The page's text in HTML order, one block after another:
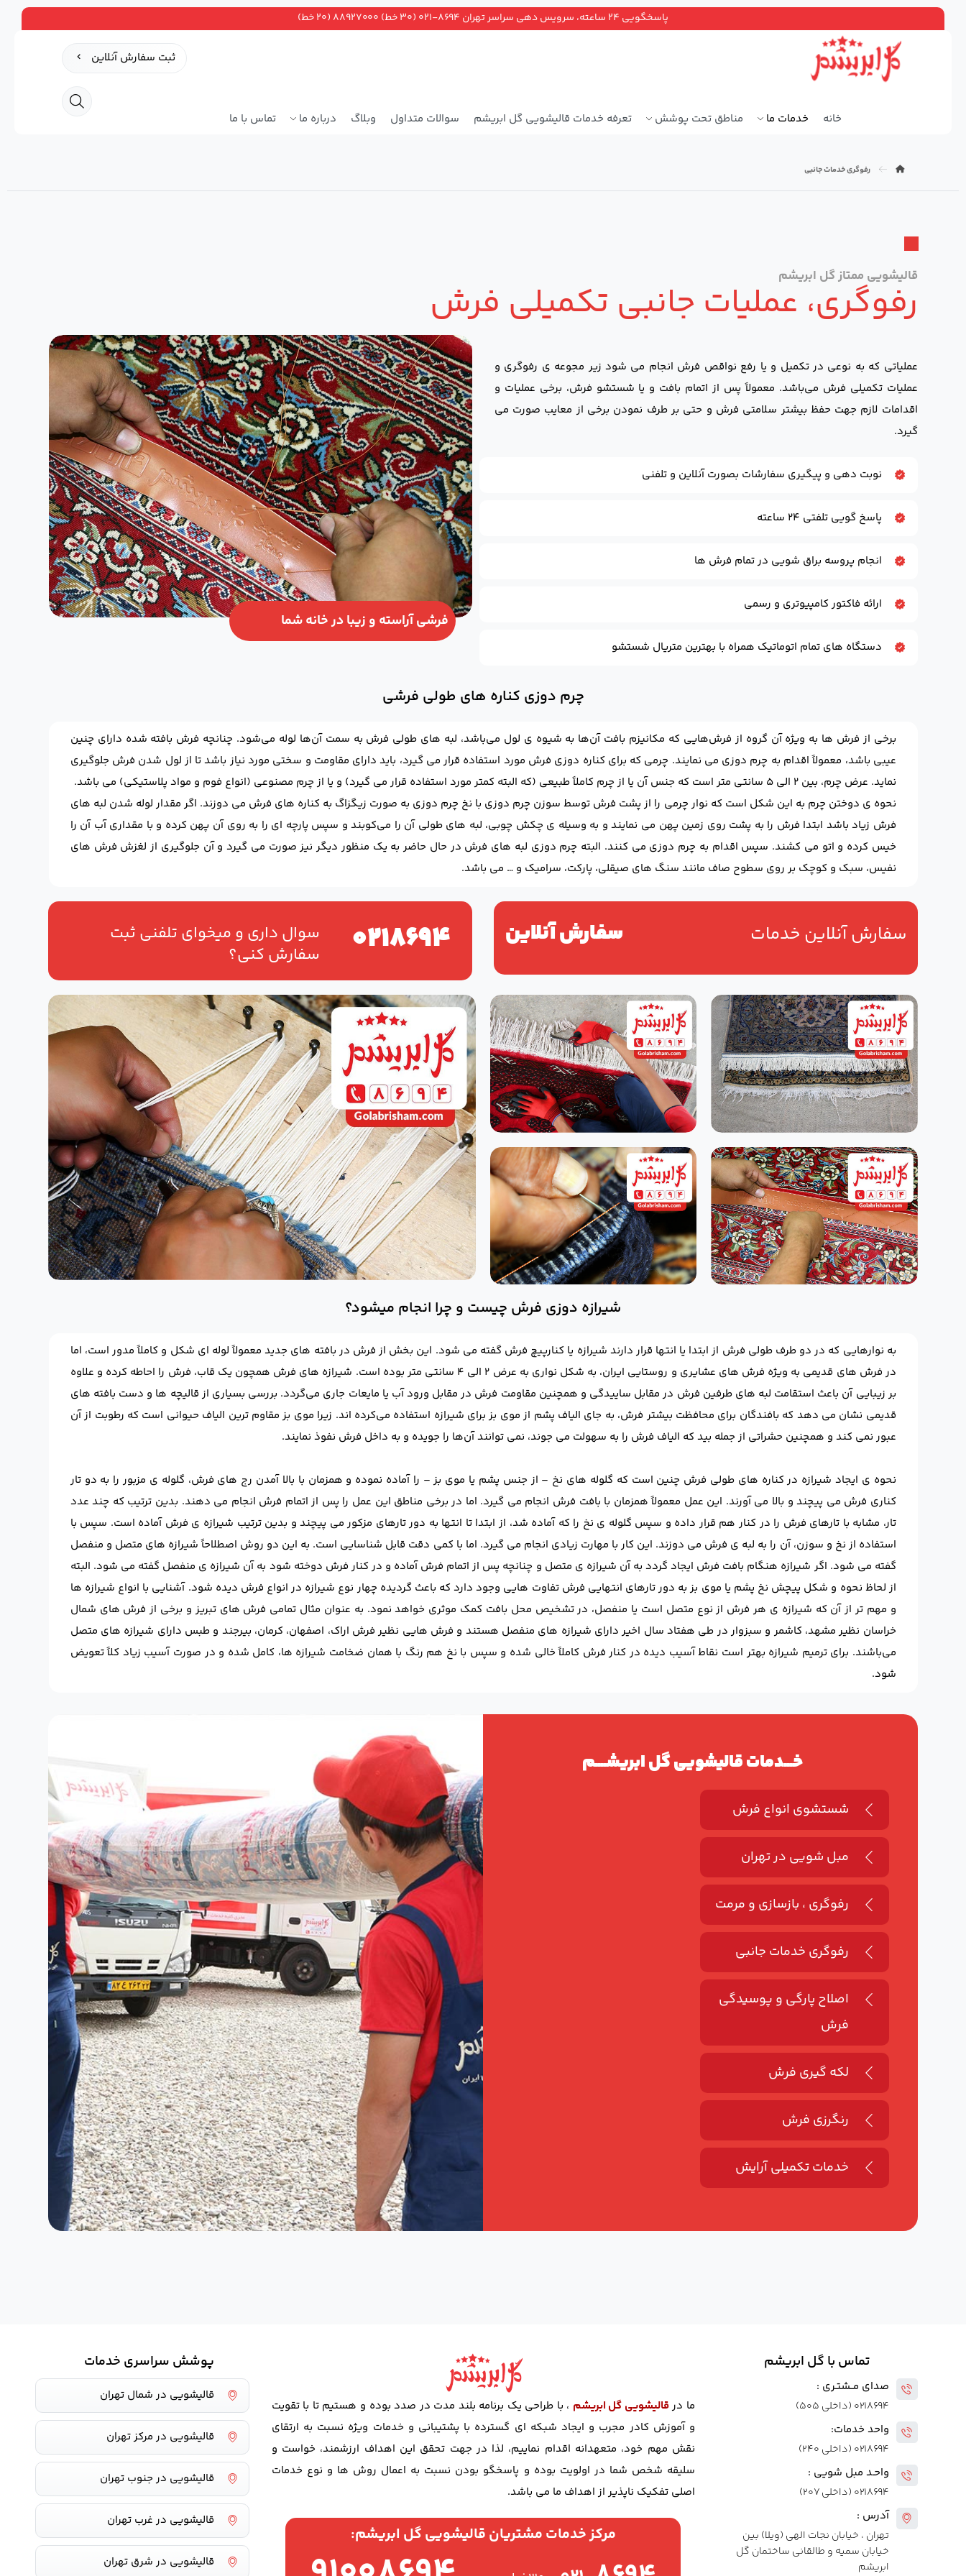
پاسخگویی ۲۴ ساعته، سرویس دهی سراسر تهران ۸۶۹۴-۰۲۱ (۳۰ خط) ۸۸۹۲۷۰۰۰ (۲۰ خط)
خانه خدمات ما مناطق تحت پوشش تعرفه خدمات قالیشویی گل ابریشم سوالات متداول وبلاگ درباره ما تماس با ما
ثبت سفارش آنلاین
رفوگری خدمات جانبی
قالیشویی ممتاز گل ابریشم
رفوگری، عملیات جانبی تکمیلی فرش
عملیاتی که به نوعی در تکمیل و یا رفع نواقص فرش انجام می شود زیر مجوعه ی رفوگری و
عملیات تکمیلی فرش می‌باشد. معمولاً پس از اتمام بافت و یا شستشو فرش، برخی عملیات و
اقدامات لازم جهت حفظ بیشتر سلامتی فرش و حتی بر طرف نمودن برخی از معایب صورت می
گیرد.
نوبت دهی و پیگیری سفارشات بصورت آنلاین و تلفنی
پاسخ گویی تلفتی ۲۴ ساعته
انجام پروسه براق شویی در تمام فرش ها
ارائه فاکتور کامپیوتری و رسمی
دستگاه های تمام اتوماتیک همراه با بهترین متریال شستشو
فرشی آراسته و زیبا در خانه شما
چرم دوزی کناره های طولی فرشی
برخی از فرش ها به ویژه آن گروه از فرش‌هایی که مکانیزم بافت آن‌ها به شیوه ی لول می‌باشد، لبه های طولی فرش به سمت آن‌ها لوله می‌شود. چنانچه فرش بافته شده دارای چنین
عیبی باشد، معمولاً اقدام به چرم دوزی می نمایند. چرمی که برای کناره دوزی فرش مورد استفاده قرار می گیرد، باید دارای مقاومت و سختی مورد نیاز باشد تا از لول شدن فرش جلوگیری
نماید. عرض چرم، بین ۲ الی ۵ سانتی متر است که جنس آن یا از چرم کاملاً طبیعی (که البته کمتر مورد استفاده قرار می گیرد) و یا از چرم مصنوعی (انواع فوم و مواد پلاستیکی) می باشد.
نحوه ی دوختن چرم به این شکل است که نوار چرمی را از پشت فرش توسط سوزن چرم دوزی با نخ چرم دوزی به صورت زیگزاگ به کناره های فرش می دوزند. اگر مقدار لوله شدن لبه های
فرش زیاد باشد ابتدا فرش را به پشت روی زمین پهن می نمایند و به وسیله ی چکش چوبی، لبه های طولی آن را می‌کوبند و سپس پارچه ای را به روی آن پهن کرده و با مقداری آب آن را
خیس کرده و اتو می کشند. سپس اقدام به چرم دوزی می کنند. البته چرم دوزی لبه های فرش در حال حاضر به یک منظور دیگر نیز صورت می گیرد و آن جلوگیری از لغزش فرش های
نفیس، سبک و کوچک بر روی سطوح صاف مانند سنگ های صیقلی، پارکت، سرامیک و … می باشد.
سفارش آنلاین خدمات سفارش آنلاین ۰۲۱۸۶۹۴
سوال داری و میخوای تلفنی ثبت
سفارش کنی؟
شیرازه دوزی فرش چیست و چرا انجام میشود؟
به نوارهایی که در دو طرف طولی فرش از ابتدا یا انتها قرار دارند شیرازه یا کنارپیچ فرش گفته می شود. این بخش از فرش در بافته های جدید معمولاً لوله ای شکل و کاملاً مدور است، اما
در فرش های قدیمی به ویژه فرش های عشایری و روستایی ایران، به شکل نواری به عرض ۲ الی ۴ سانتی متر بوده است. شیرازه های فرش همچون یک قاب، فرش را احاطه کرده و علاوه
بر زیبایی آن باعث استقامت لبه های طرفین فرش در مقابل ساییدگی و همچنین مقاومت فرش در مقابل ورود آب یا مایعات جاری می‌گردد. بررسی بسیاری از قالیچه ها و دست بافته های
قدیمی نشان می دهد که بافندگان برای محافظت بیشتر فرش، به جای الیاف پشم از موی بز برای شیرازه استفاده می‌کرده اند. زیرا موی بز مقاوم ترین الیاف حیوانی است که رطوبت از آن
عبور نمی کند و همچنین حشراتی از جمله بید که الیاف فرش را به سهولت می جوند، نمی توانند آن‌ها را جویده و به داخل فرش نفوذ نمایند.
نحوه ی ایجاد شیرازه در کناره های طولی فرش چنین است که گلوله های نخ – از جنس پشم یا موی بز – را آماده نموده و همزمان با بالا آمدن رج های فرش، گلوله ی مزبور را به دو تار
کناری فرش می پیچند و بالا می آورند. این عمل معمولاً همزمان با بافت فرش انجام می گیرد. اما در برخی مناطق این عمل را پس از اتمام فرش انجام می دهند. بدین ترتیب که چند عدد
تار، مشابه با تارهای فرش را در کنار هم قرار داده و سپس گلوله ی نخ را که آماده شد، از ابتدا تا انتها به دور تارهای مزکور می پیچند و بدین ترتیب شیرازه ی فرش آماده است. سپس با
استفاده از نخ و سوزن، آن را به لبه ی فرش می دوزند. این کار با مهارت زیادی انجام می گیرد. اما با کمی دقت قابل شناسایی است. به این دو روش اصطلاحاً شیرازه های متصل و منفصل
گفته می شود. اگر شیرازه هنگام بافت فرش ایجاد گردد به آن شیرازه ی متصل و چنانچه پس از اتمام فرش آماده و در کنار فرش دوخته شود به آن شیرازه ی منفصل گفته می شود. البته
از لحاظ نحوه و شکل پیچش نخ پشم یا موی بز به دور تارهای انتهایی فرش تفاوت هایی وجود دارد که باعث گردیده چهار نوع شیرازه در انواع فرش دیده شود. آشنایی با انواع شیرازه ها
و مهم تر از آن که شیرازه ی هر فرش از نوع متصل است یا منفصل، در تشخیص محل بافت کمک موثری خواهد نمود. به عنوان مثال تمامی فرش های تبریز و برخی از فرش های شمال
خراسان نظیر مشهد، کاشمر و سبزوار در طی هفتاد سال اخیر دارای شیرازه های منفصل هستند و فرش هایی نظیر فرش اراک، اصفهان، کرمان، بیرجند و طبس دارای شیرازه های متصل
می‌باشند. برای ترمیم شیرازه بهتر است نقاط آسیب دیده در کنار فرش کاملاً خالی شده و سپس با نخ هم رنگ با همان ضخامت شیرازه ها، کامل شده و در صورت آسیب زیاد کلاً تعویض
شود.
خـــدمات قالیشویی گل ابریشــــم
شستشوی انواع فرش
مبل شویی در تهران
رفوگری ، بازسازی و مرمت
رفوگری خدمات جانبی
اصلاح پارگی و پوسیدگی
فرش
لکه گیری فرش
رنگرزی فرش
خدمات تکمیلی آرایش
تماس با گل ابریشم
صدای مــشتـری :
۰۲۱۸۶۹۴ (داخلی ۵۰۵)
واحد خدمات:
۰۲۱۸۶۹۴ (داخلی ۲۴۰)
واحـد مبل شویی :
۰۲۱۸۶۹۴ (داخلی ۲۰۷)
آدرس :
تهران ، خیابان نجات الهی (ویلا) بین
خیابان سمیه و طالقانی ساختمان گل
ابریشم
ما درقالیشویی گل ابریشم ، با طراحی یک برنامه بلند مدت در صدد بوده و هستیم تا با تقویت
و آموزش کادر مجرب و ایجاد شبکه ای گسترده با پشتیبانی و خدمات ویژه نسبت به ارتقای
نقش مهم خود، متعهدانه اقدام نماییم، لذا در جهت تحقق این اهداف ارزشمند، خواست و
سلیقه شخص شما در اولویت بوده و پاسخگو بودن نسبت به اعمال روش ها و نوع خدمات
اصلی تفکیک ناپذیر از اهداف ما می باشد.
مرکز خدمات مشتریان قالیشویی گل ابریشم:
پوشش سراسری خدمات
قالیشویی در شمال تهران
قالیشویی در مرکز تهران
قالیشویی در جنوب تهران
قالیشویی در غرب تهران
قالیشویی در شرق تهران